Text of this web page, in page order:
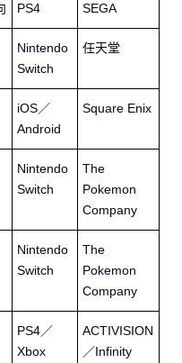
PS4 SEGA
Nintendo
Switch
任天堂
iOS／
Android
Square Enix
Nintendo
Switch
The
Pokemon
Company
Nintendo
Switch
The
Pokemon
Company
PS4／
Xbox
ACTIVISION
／Infinity